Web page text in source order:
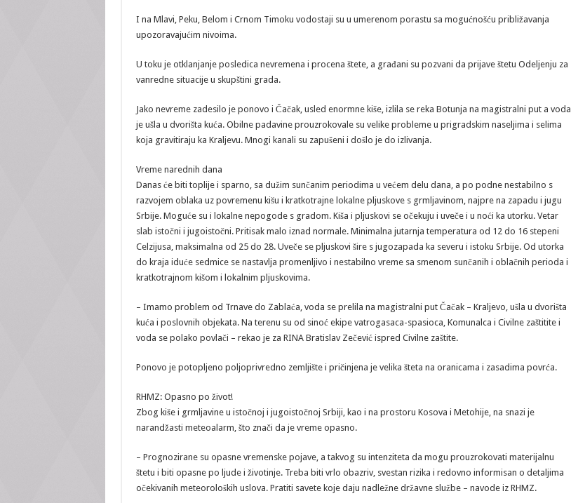
I na Mlavi, Peku, Belom i Crnom Timoku vodostaji su u umerenom porastu sa mogućnošću približavanja
upozoravajućim nivoima.
U toku je otklanjanje posledica nevremena i procena štete, a građani su pozvani da prijave štetu Odeljenju za
vanredne situacije u skupštini grada.
Jako nevreme zadesilo je ponovo i Čačak, usled enormne kiše, izlila se reka Botunja na magistralni put a voda
je ušla u dvorišta kuća. Obilne padavine prouzrokovale su velike probleme u prigradskim naseljima i selima
koja gravitiraju ka Kraljevu. Mnogi kanali su zapušeni i došlo je do izlivanja.
Vreme narednih dana
Danas će biti toplije i sparno, sa dužim sunčanim periodima u većem delu dana, a po podne nestabilno s
razvojem oblaka uz povremenu kišu i kratkotrajne lokalne pljuskove s grmljavinom, najpre na zapadu i jugu
Srbije. Moguće su i lokalne nepogode s gradom. Kiša i pljuskovi se očekuju i uveče i u noći ka utorku. Vetar
slab istočni i jugoistočni. Pritisak malo iznad normale. Minimalna jutarnja temperatura od 12 do 16 stepeni
Celzijusa, maksimalna od 25 do 28. Uveče se pljuskovi šire s jugozapada ka severu i istoku Srbije. Od utorka
do kraja iduće sedmice se nastavlja promenljivo i nestabilno vreme sa smenom sunčanih i oblačnih perioda i
kratkotrajnom kišom i lokalnim pljuskovima.
– Imamo problem od Trnave do Zablaća, voda se prelila na magistralni put Čačak – Kraljevo, ušla u dvorišta
kuća i poslovnih objekata. Na terenu su od sinoć ekipe vatrogasaca-spasioca, Komunalca i Civilne zaštitite i
voda se polako povlači – rekao je za RINA Bratislav Zečević ispred Civilne zaštite.
Ponovo je potopljeno poljoprivredno zemljište i pričinjena je velika šteta na oranicama i zasadima povrća.
RHMZ: Opasno po život!
Zbog kiše i grmljavine u istočnoj i jugoistočnoj Srbiji, kao i na prostoru Kosova i Metohije, na snazi je
narandžasti meteoalarm, što znači da je vreme opasno.
– Prognozirane su opasne vremenske pojave, a takvog su intenziteta da mogu prouzrokovati materijalnu
štetu i biti opasne po ljude i životinje. Treba biti vrlo obazriv, svestan rizika i redovno informisan o detaljima
očekivanih meteoroloških uslova. Pratiti savete koje daju nadležne državne službe – navode iz RHMZ.